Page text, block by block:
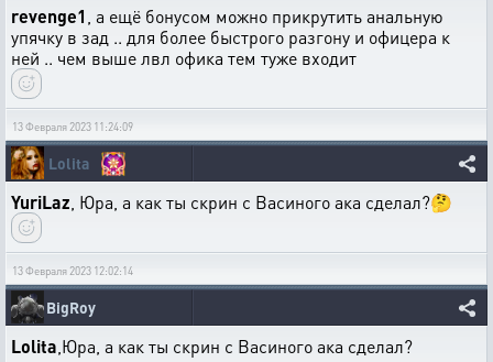
revenge1, а ещё бонусом можно прикрутить анальную
упячку в зад .. для более быстрого разгону и офицера к
ней .. чем выше лвл офика тем туже входит
13 Февраля 2023 11:24:09
Lolita
YuriLaz, Юра, а как ты скрин с Васиного ака сделал?🤔
13 Февраля 2023 12:02:14
BigRoy
Lolita,Юра, а как ты скрин с Васиного ака сделал?